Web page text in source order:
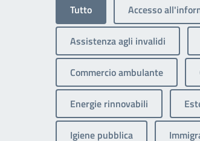
Tutto Accesso
Assistenza agli invalidi
Commercio ambulante
Energie rinnovabili
Igiene pubblica